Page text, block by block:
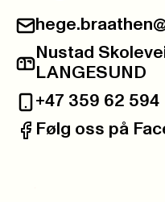
E-post:
Postadresse:
Nustad
LANGESUND
Telefon:
+47 359 62 594
Facebook:
Følg oss på